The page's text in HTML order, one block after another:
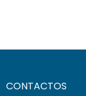
CONTACTOS